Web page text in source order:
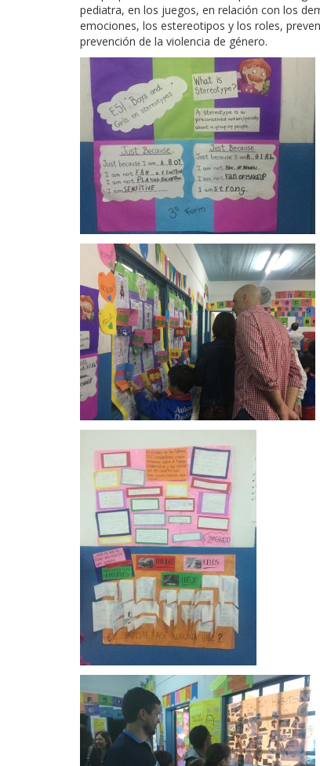
pediatra, en los juegos, en relación con los
emociones, los estereotipos y los roles,
prevención de la violencia de género.